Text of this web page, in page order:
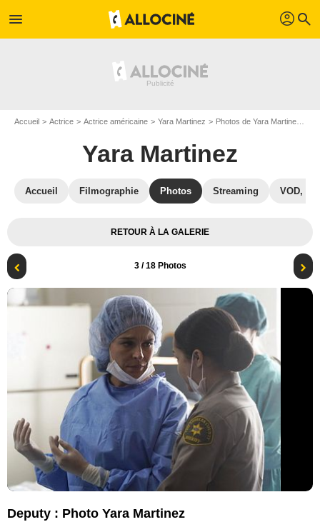
menu profil search
Accueil Actrice Actrice américaine Yara Martinez Photos de Yara Martinez
Yara Martinez
Accueil Filmographie Photos Streaming VOD,
RETOUR À LA GALERIE
3/ 18 Photos
Deputy : Photo Yara Martinez